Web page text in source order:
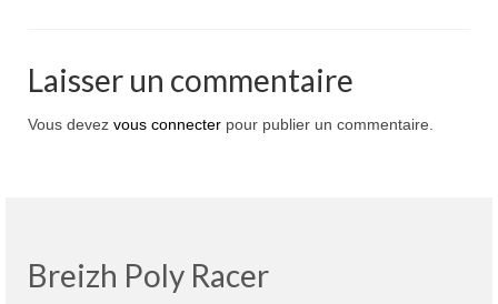
Laisser un commentaire
Vous devez vous connecter pour publier un commentaire.
Breizh Poly Racer